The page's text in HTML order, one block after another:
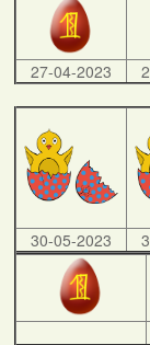
27-04-2023
30-05-2023